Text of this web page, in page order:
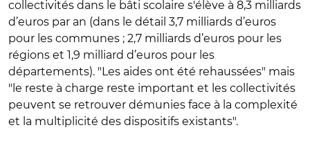
collectivités dans le bâti scolaire s'élève à 8,3 milliards
d’euros par an (dans le détail 3,7 milliards d’euros
pour les communes ; 2,7 milliards d’euros pour les
régions et 1,9 milliard d’euros pour les
départements). "Les aides ont été rehaussées" mais
"le reste à charge reste important et les collectivités
peuvent se retrouver démunies face à la complexité
et la multiplicité des dispositifs existants".